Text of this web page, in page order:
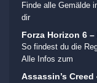
Finde alle Gemälde
dir
Forza Horizon 6
So findest du die
Alle Infos zum
Assassin’s